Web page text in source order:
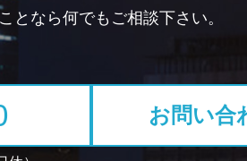
となら何でもご相談下さい。
お問い合